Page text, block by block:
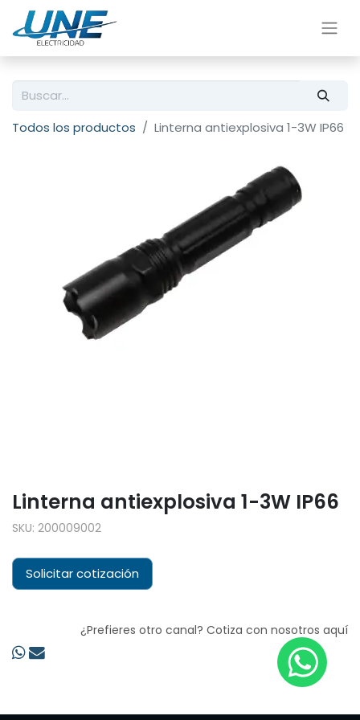
Todos los productos Linterna antiexplosiva 1-3W IP66
Linterna antiexplosiva 1-3W IP66
SKU: 200009002
Solicitar cotización
¿Prefieres otro canal? Cotiza con nosotros aquí